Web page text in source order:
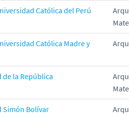
Católica del Perú
Católica Madre y
de la República
Simón Bolívar